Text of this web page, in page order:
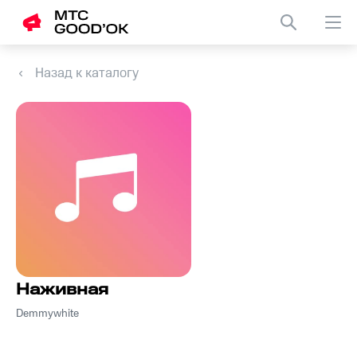
Назад к каталогу
Наживная
Demmywhite